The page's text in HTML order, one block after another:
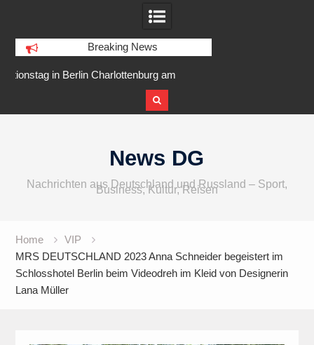
Breaking News
IFA 2026 Audio wird größer,
internationaler und vielfältiger
News DG
Nachrichten aus Deutschland und Russland – Sport,
Business, Kultur, Reisen
Home
VIP
MRS DEUTSCHLAND 2023 Anna Schneider begeistert im
Schlosshotel Berlin beim Videodreh im Kleid von Designerin
Lana Müller